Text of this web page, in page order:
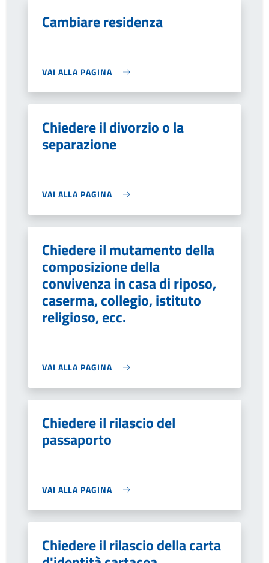
Cambiare residenza
VAI ALLA PAGINA
Chiedere il divorzio o la
separazione
VAI ALLA PAGINA
Chiedere il mutamento della
composizione della
convivenza in casa di riposo,
caserma, collegio, istituto
religioso, ecc.
VAI ALLA PAGINA
Chiedere il rilascio del
passaporto
VAI ALLA PAGINA
Chiedere il rilascio della carta